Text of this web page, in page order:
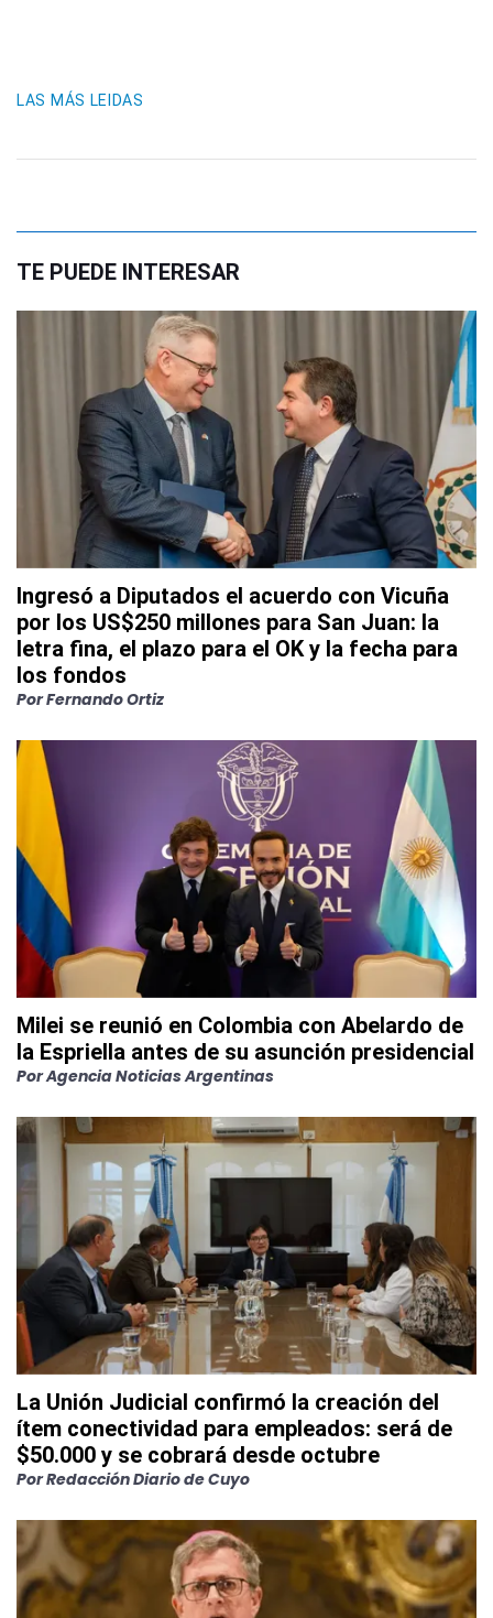
LAS MÁS LEIDAS
TE PUEDE INTERESAR
Ingresó a Diputados el acuerdo con Vicuña
por los US$250 millones para San Juan: la
letra fina, el plazo para el OK y la fecha para
los fondos
PorFernando Ortiz
Milei se reunió en Colombia con Abelardo de
la Espriella antes de su asunción presidencial
PorAgencia Noticias Argentinas
La Unión Judicial confirmó la creación del
ítem conectividad para empleados: será de
$50.000 y se cobrará desde octubre
PorRedacción Diario de Cuyo